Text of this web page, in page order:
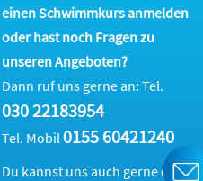
einen Schwimmkurs anmelden
oder hast noch Fragen zu
unseren Angeboten?
Dann ruf uns gerne an: Tel.
030 22183954
Tel. Mobil 0155 60421240
Du kannst uns auch gerne dein